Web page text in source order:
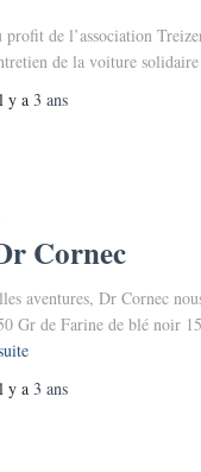
profit de l’association
de la voiture
y a 3 ans
Cornec
aventures, Dr Cornec
Gr de Farine de blé noir
y a 3 ans